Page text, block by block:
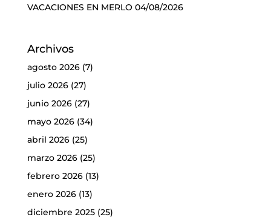
VACACIONES EN MERLO 04/08/2026
Archivos
agosto 2026(7)
julio 2026(27)
junio 2026(27)
mayo 2026(34)
abril 2026(25)
marzo 2026(25)
febrero 2026(13)
enero 2026(13)
diciembre 2025(25)